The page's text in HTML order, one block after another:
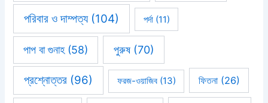
পরিবার ও দাম্পত্য(104) পর্দা(11)
পাপ বা গুনাহ(58) পুরুষ(70)
প্রশ্নোত্তর (96) ফরজ-ওয়াজিব(13) ফিতনা(26)